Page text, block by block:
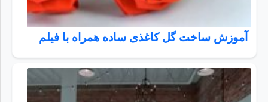
آموزش ساخت گل کاغذی ساده همراه با فیلم